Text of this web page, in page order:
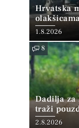
Hrvatska
1.8.2026
8
Dadilja za
traži
2.8.2026